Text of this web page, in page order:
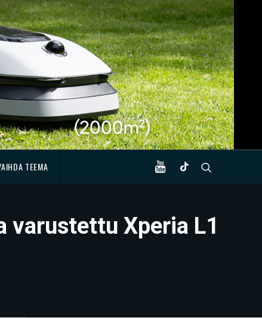
TEEMA
varustettu Xperia L1